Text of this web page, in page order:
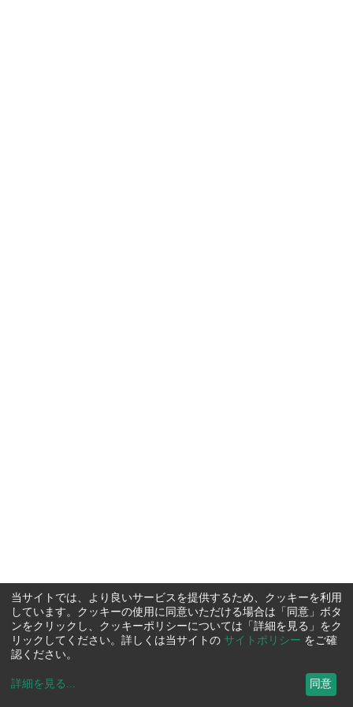
当サイトでは、より良いサービスを提供するため、クッキーを利用
しています。クッキーの使用に同意いただける場合は「同意」ボタ
ンをクリックし、クッキーポリシーについては「詳細を見る」をク
リックしてください。詳しくは当サイトの サイトポリシー をご確
認ください。
詳細を見る ... 同意